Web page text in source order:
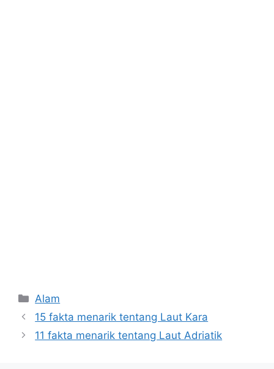
Kategori
Alam
15 fakta menarik tentang Laut Kara
11 fakta menarik tentang Laut Adriatik